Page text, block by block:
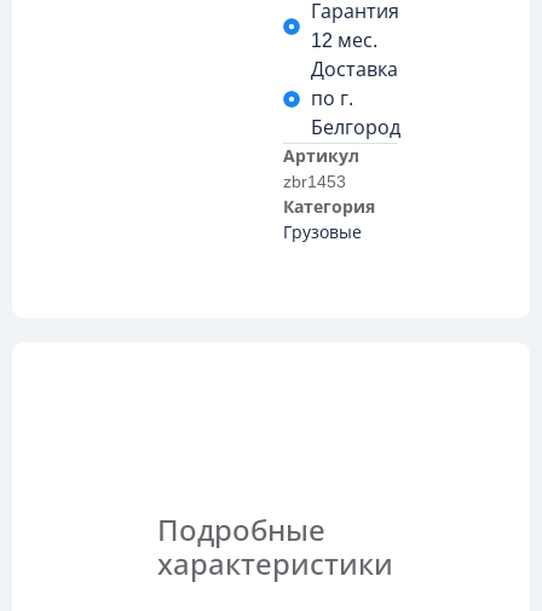
Гарантия
12 мес.
Доставка
по г.
Белгород
Артикул
zbr1453
Категория
Грузовые
Подробные
характеристики